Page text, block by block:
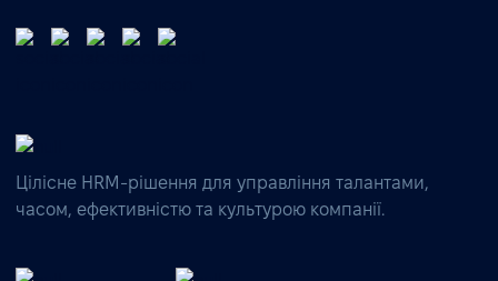
Цілісне HRM-рішення для управління талантами,
часом, ефективністю та культурою компанії.